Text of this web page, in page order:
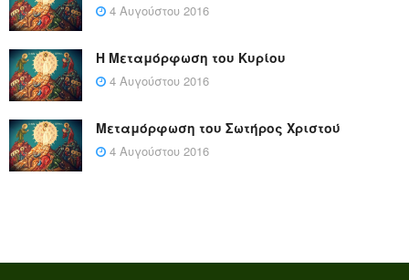
4 Αυγούστου 2016
Η Μεταμόρφωση του Κυρίου
4 Αυγούστου 2016
Μεταμόρφωση του Σωτήρος Χριστού
4 Αυγούστου 2016